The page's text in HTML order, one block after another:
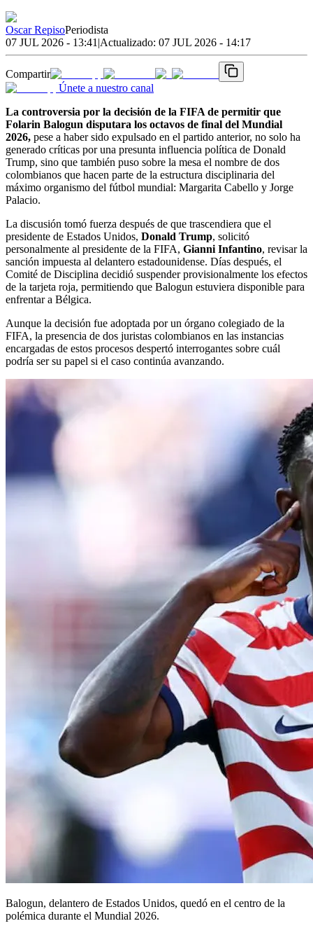
Oscar RepisoPeriodista
07 JUL 2026 - 13:41 |Actualizado: 07 JUL 2026 - 14:17
Compartir
Únete a nuestro canal
La controversia por la decisión de la FIFA de permitir que
Folarin Balogun disputara los octavos de final del Mundial
2026, pese a haber sido expulsado en el partido anterior, no solo ha
generado críticas por una presunta influencia política de Donald
Trump, sino que también puso sobre la mesa el nombre de dos
colombianos que hacen parte de la estructura disciplinaria del
máximo organismo del fútbol mundial: Margarita Cabello y Jorge
Palacio.
La discusión tomó fuerza después de que trascendiera que el
presidente de Estados Unidos, Donald Trump, solicitó
personalmente al presidente de la FIFA, Gianni Infantino, revisar la
sanción impuesta al delantero estadounidense. Días después, el
Comité de Disciplina decidió suspender provisionalmente los efectos
de la tarjeta roja, permitiendo que Balogun estuviera disponible para
enfrentar a Bélgica.
Aunque la decisión fue adoptada por un órgano colegiado de la
FIFA, la presencia de dos juristas colombianos en las instancias
encargadas de estos procesos despertó interrogantes sobre cuál
podría ser su papel si el caso continúa avanzando.
Balogun, delantero de Estados Unidos, quedó en el centro de la
polémica durante el Mundial 2026.